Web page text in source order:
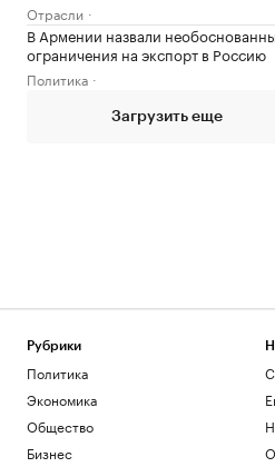
Отрасли
В Армении назвали
ограничения на экспорт в Россию
Политика
Загрузить еще
Рубрики
Политика
Экономика
Общество
Бизнес